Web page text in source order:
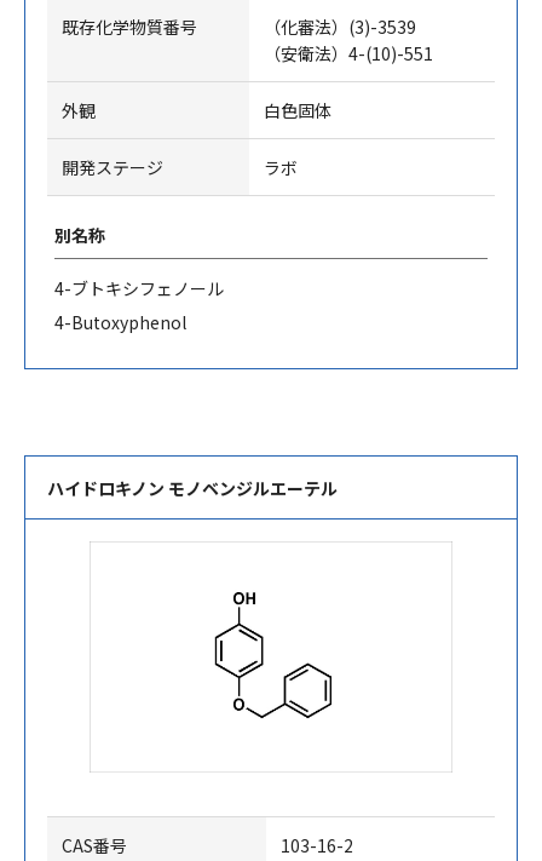
既存化学物質番号
（化審法）(3)-3539
（安衛法）4-(10)-551
外観 白色固体
開発ステージ ラボ
別名称
4-ブトキシフェノール
4-Butoxyphenol
ハイドロキノン モノベンジルエーテル
CAS番号 103-16-2